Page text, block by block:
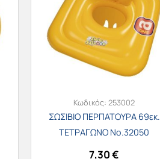
Κωδικός: 253002
ΣΩΣΙΒΙΟ ΠΕΡΠΑΤΟΥΡΑ 69εκ.
ΤΕΤΡΑΓΩΝΟ Νο.32050
7,30€